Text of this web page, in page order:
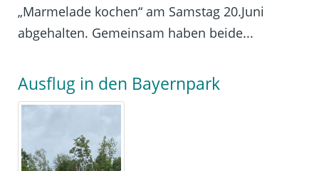
„Marmelade kochen“ am Samstag 20.Juni
abgehalten. Gemeinsam haben beide...
Ausflug in den Bayernpark